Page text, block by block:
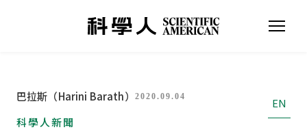
巴拉斯（Harini Barath） 2020.09.04
EN
科學人新聞